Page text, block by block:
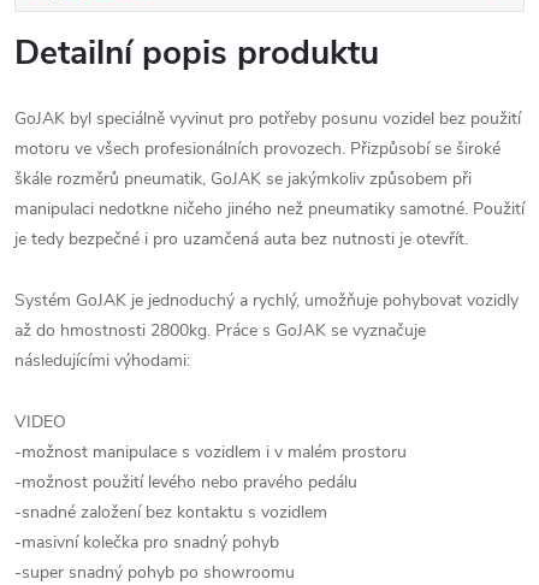
Detailní popis produktu
GoJAK byl speciálně vyvinut pro potřeby posunu vozidel bez použití
motoru ve všech profesionálních provozech. Přizpůsobí se široké
škále rozměrů pneumatik, GoJAK se jakýmkoliv způsobem při
manipulaci nedotkne ničeho jiného než pneumatiky samotné. Použití
je tedy bezpečné i pro uzamčená auta bez nutnosti je otevřít.
Systém GoJAK je jednoduchý a rychlý, umožňuje pohybovat vozidly
až do hmostnosti 2800kg. Práce s GoJAK se vyznačuje
následujícími výhodami:
VIDEO
-možnost manipulace s vozidlem i v malém prostoru
-možnost použití levého nebo pravého pedálu
-snadné založení bez kontaktu s vozidlem
-masivní kolečka pro snadný pohyb
-super snadný pohyb po showroomu